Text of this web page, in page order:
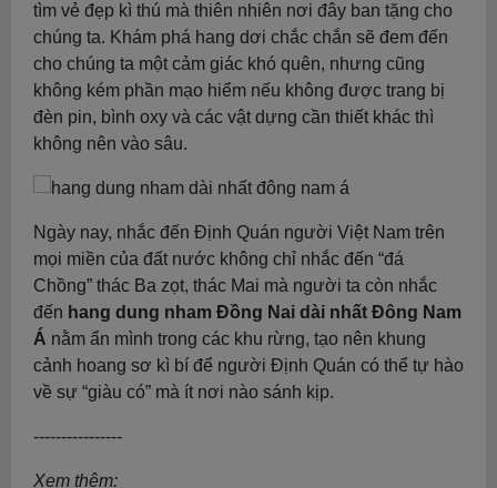
tìm vẻ đẹp kì thú mà thiên nhiên nơi đây ban tặng cho
chúng ta. Khám phá hang dơi chắc chắn sẽ đem đến
cho chúng ta một cảm giác khó quên, nhưng cũng
không kém phần mạo hiểm nếu không được trang bị
đèn pin, bình oxy và các vật dựng cần thiết khác thì
không nên vào sâu.
Ngày nay, nhắc đến Định Quán người Việt Nam trên
mọi miền của đất nước không chỉ nhắc đến “đá
Chồng” thác Ba zọt, thác Mai mà người ta còn nhắc
đến hang dung nham Đồng Nai dài nhất Đông Nam
Á nằm ẩn mình trong các khu rừng, tạo nên khung
cảnh hoang sơ kì bí để người Định Quán có thể tự hào
về sự “giàu có” mà ít nơi nào sánh kịp.
----------------
Xem thêm: